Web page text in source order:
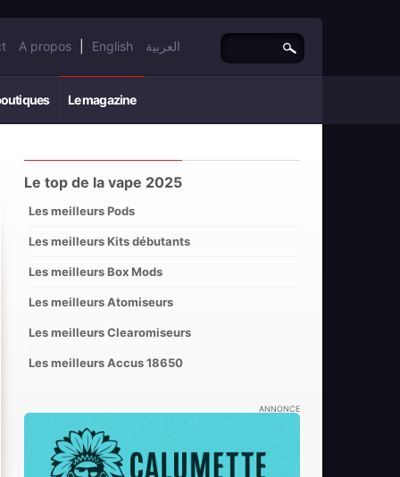
A propos English العربية
Le magazine
Le top de la vape 2025
Les meilleurs Pods
Les meilleurs Kits débutants
Les meilleurs Box Mods
Les meilleurs Atomiseurs
Les meilleurs Clearomiseurs
Les meilleurs Accus 18650
ANNONCE